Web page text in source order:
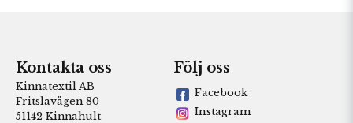
Kontakta oss
Kinnatextil AB
Fritslavägen 80
51142 Kinnahult
Följ oss
Facebook
Instagram